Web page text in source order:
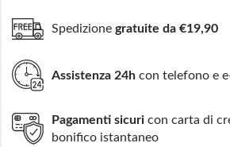
Spedizione gratuite da €19,90
Assistenza 24h con telefono e
Pagamenti sicuri con carta di
bonifico istantaneo